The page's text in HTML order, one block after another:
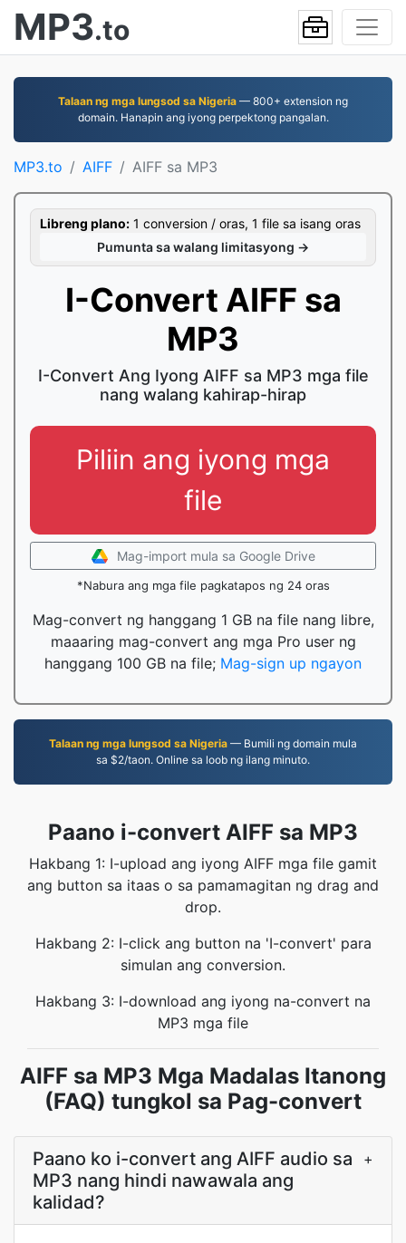
MP3.to
Talaan ng mga lungsod sa Nigeria — 800+ extension ng
domain. Hanapin ang iyong perpektong pangalan.
MP3.to AIFF AIFF sa MP3
Libreng plano: 1 conversion / oras, 1 file sa isang oras
Pumunta sa walang limitasyong →
I-Convert AIFF sa
MP3
I-Convert Ang Iyong AIFF sa MP3 mga file
nang walang kahirap-hirap
Piliin ang iyong mga
file
Mag-import mula sa Google Drive
*Nabura ang mga file pagkatapos ng 24 oras
Mag-convert ng hanggang 1 GB na file nang libre,
maaaring mag-convert ang mga Pro user ng
hanggang 100 GB na file; Mag-sign up ngayon
Talaan ng mga lungsod sa Nigeria — Bumili ng domain mula
sa $2/taon. Online sa loob ng ilang minuto.
Paano i-convert AIFF sa MP3
Hakbang 1: I-upload ang iyong AIFF mga file gamit
ang button sa itaas o sa pamamagitan ng drag and
drop.
Hakbang 2: I-click ang button na 'I-convert' para
simulan ang conversion.
Hakbang 3: I-download ang iyong na-convert na
MP3 mga file
AIFF sa MP3 Mga Madalas Itanong
(FAQ) tungkol sa Pag-convert
Paano ko i-convert ang AIFF audio sa
MP3 nang hindi nawawala ang
kalidad?
+